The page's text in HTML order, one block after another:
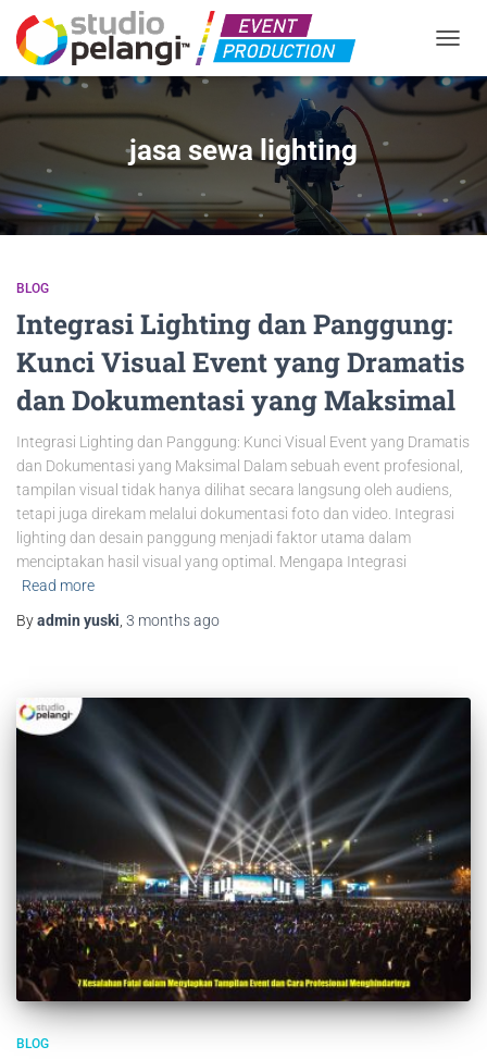
jasa sewa lighting
BLOG
Integrasi Lighting dan Panggung:
Kunci Visual Event yang Dramatis
dan Dokumentasi yang Maksimal
Integrasi Lighting dan Panggung: Kunci Visual Event yang Dramatis
dan Dokumentasi yang Maksimal Dalam sebuah event profesional,
tampilan visual tidak hanya dilihat secara langsung oleh audiens,
tetapi juga direkam melalui dokumentasi foto dan video. Integrasi
lighting dan desain panggung menjadi faktor utama dalam
menciptakan hasil visual yang optimal. Mengapa Integrasi
Read more
Byadmin yuski 3 monthsago
BLOG